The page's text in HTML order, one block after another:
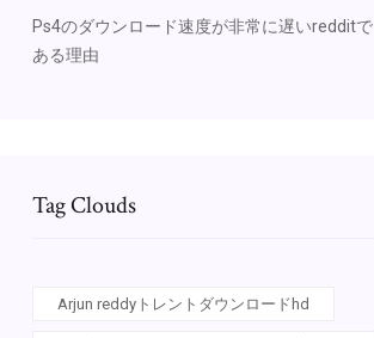
Ps4のダウンロード速度が非常に遅いredditで
ある理由
Tag Clouds
Arjun reddyトレントダウンロードhd